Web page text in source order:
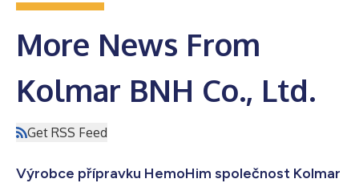
More News From
Kolmar BNH Co., Ltd.
Get RSS Feed
Výrobce přípravku HemoHim společnost Kolmar